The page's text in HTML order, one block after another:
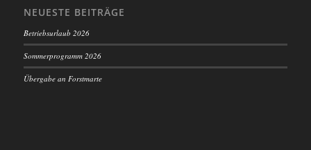
NEUESTE BEITRÄGE
Betriebsurlaub 2026
Sommerprogramm 2026
Übergabe an Forstmarte